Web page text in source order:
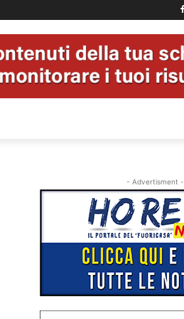
- Advertisment -